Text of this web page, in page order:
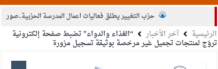
حزب التغيير يطلق فعاليات اعمال المدرسة الحزبية..صور
الجيش يفتح باب التجنيد لحملة البكالوريوس في الحقوق والقانون
الرئيسية آخر الأخبار “الغذاء والدواء” تضبط صفحة إلكترونية
تروّج لمنتجات تجميل غير مرخصة بوثيقة تسجيل مزورة